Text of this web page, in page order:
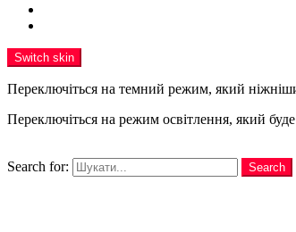
Switch skin
Переключіться на темний режим, який
Переключіться на режим освітлення, який
Search for:
Search